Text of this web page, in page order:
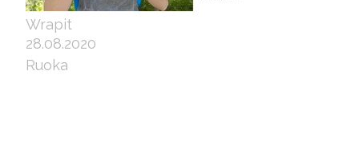
Wrapit
28.08.2020
Ruoka